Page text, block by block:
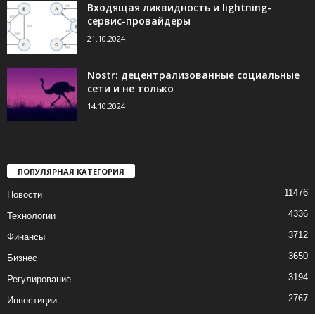
Входящая ликвидность и lightning-
сервис-провайдеры
21.10.2024
Nostr: децентрализованные социальные
сети и не только
14.10.2024
ПОПУЛЯРНАЯ КАТЕГОРИЯ
Новости 11476
Технологии 4336
Финансы 3712
Бизнес 3650
Регулирование 3194
Инвестиции 2767